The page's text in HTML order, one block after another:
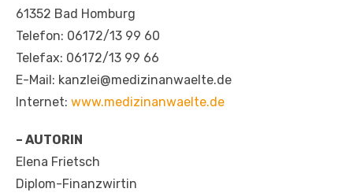
61352 Bad Homburg
Telefon: 06172/13 99 60
Telefax: 06172/13 99 66
E-Mail: kanzlei@medizinanwaelte.de
Internet: www.medizinanwaelte.de
– AUTORIN
Elena Frietsch
Diplom-Finanzwirtin